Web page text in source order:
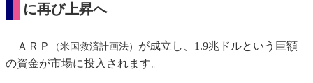
に再び上昇へ
ＡＲＰ （米国救済計画法） が成立し、1.9兆ドルという巨額
の資金が市場に投入されます。